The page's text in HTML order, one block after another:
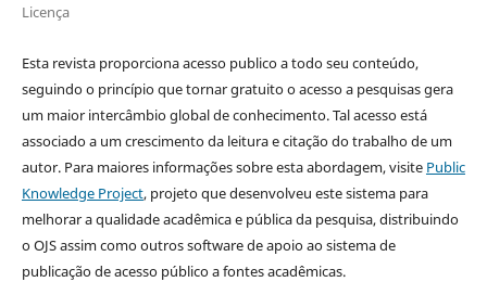
Licença
Esta revista proporciona acesso publico a todo seu conteúdo,
seguindo o princípio que tornar gratuito o acesso a pesquisas gera
um maior intercâmbio global de conhecimento. Tal acesso está
associado a um crescimento da leitura e citação do trabalho de um
autor. Para maiores informações sobre esta abordagem, visite Public
Knowledge Project, projeto que desenvolveu este sistema para
melhorar a qualidade acadêmica e pública da pesquisa, distribuindo
o OJS assim como outros software de apoio ao sistema de
publicação de acesso público a fontes acadêmicas.